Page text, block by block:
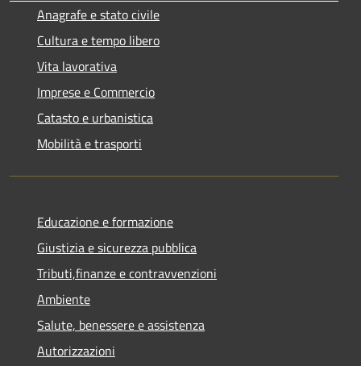
Anagrafe e stato civile
Cultura e tempo libero
Vita lavorativa
Imprese e Commercio
Catasto e urbanistica
Mobilità e trasporti
Educazione e formazione
Giustizia e sicurezza pubblica
Tributi,finanze e contravvenzioni
Ambiente
Salute, benessere e assistenza
Autorizzazioni